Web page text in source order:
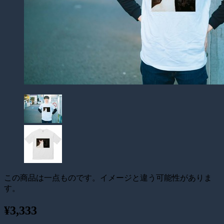
この商品は一点ものです。イメージと違う可能性がありま
す。
¥3,333